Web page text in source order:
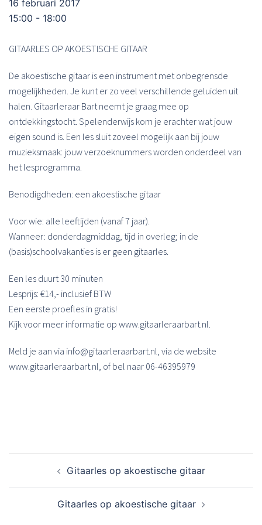
16 februari 2017
15:00 - 18:00
GITAARLES OP AKOESTISCHE GITAAR
De akoestische gitaar is een instrument met onbegrensde
mogelijkheden. Je kunt er zo veel verschillende geluiden uit
halen. Gitaarleraar Bart neemt je graag mee op
ontdekkingstocht. Spelenderwijs kom je erachter wat jouw
eigen sound is. Een les sluit zoveel mogelijk aan bij jouw
muzieksmaak: jouw verzoeknummers worden onderdeel van
het lesprogramma.
Benodigdheden: een akoestische gitaar
Voor wie: alle leeftijden (vanaf 7 jaar).
Wanneer: donderdagmiddag, tijd in overleg; in de
(basis)schoolvakanties is er geen gitaarles.
Een les duurt 30 minuten
Lesprijs: €14,- inclusief BTW
Een eerste proefles in gratis!
Kijk voor meer informatie op www.gitaarleraarbart.nl.
Meld je aan via info@gitaarleraarbart.nl, via de website
www.gitaarleraarbart.nl, of bel naar 06-46395979
navigatie
Gitaarles op akoestische gitaar
Gitaarles op akoestische gitaar